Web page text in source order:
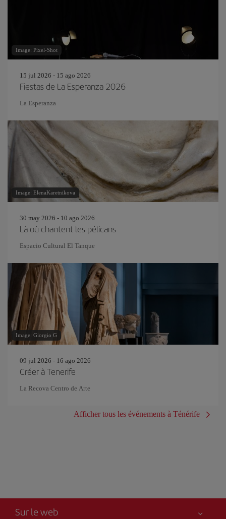
Image: Pixel-Shot
15 jul 2026 - 15 ago 2026
Fiestas de La Esperanza 2026
La Esperanza
Image: ElenaKaretnikova
30 may 2026 - 10 ago 2026
Là où chantent les pélicans
Espacio Cultural El Tanque
Image: Giorgio G
09 jul 2026 - 16 ago 2026
Créer à Tenerife
La Recova Centro de Arte
Afficher tous les événements à Ténérife
Sur le web